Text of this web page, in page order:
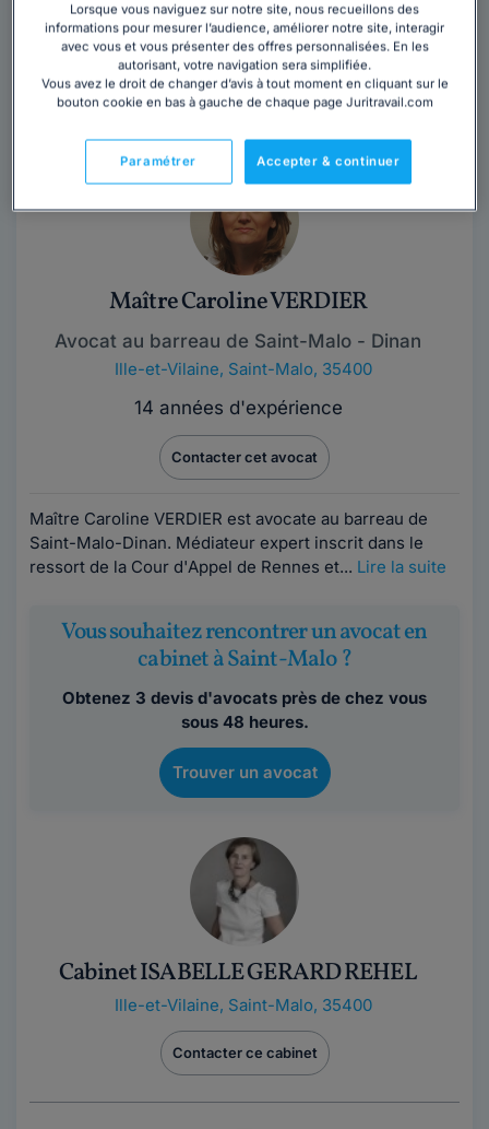
Maître Stéphanie LE HO est avocate au barreau de
SAINT-MALO-DINAN et exerce au sein du Cabinet
KERLEZ AVOCATS principalement dans les domaines...
Lire la suite
Maître Caroline VERDIER
Avocat au barreau de Saint-Malo - Dinan
Ille-et-Vilaine, Saint-Malo, 35400
14 années d'expérience
Contacter cet avocat
Maître Caroline VERDIER est avocate au barreau de
Saint-Malo-Dinan. Médiateur expert inscrit dans le
ressort de la Cour d'Appel de Rennes et... Lire la suite
Vous souhaitez rencontrer un avocat en
cabinet à Saint-Malo ?
Obtenez 3 devis d'avocats près de chez vous
sous 48 heures.
Trouver un avocat
Cabinet ISABELLE GERARD REHEL
Ille-et-Vilaine, Saint-Malo, 35400
Contacter ce cabinet
Lorsque vous naviguez sur notre site, nous recueillons des
informations pour mesurer l’audience, améliorer notre site, interagir
avec vous et vous présenter des offres personnalisées. En les
autorisant, votre navigation sera simplifiée.
Vous avez le droit de changer d’avis à tout moment en cliquant sur le
bouton cookie en bas à gauche de chaque page Juritravail.com
Accepter & continuer
Paramétrer